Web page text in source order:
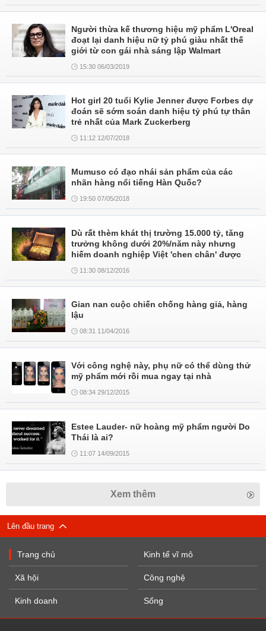
Người thừa kế thương hiệu mỹ phẩm L'Oreal
đoạt lại danh hiệu nữ tỷ phú giàu nhất thế
giới từ con gái nhà sáng lập Walmart
15:30 06/03/2019
Hot girl 20 tuổi Kylie Jenner được Forbes dự
đoán sẽ sớm soán danh hiệu tỷ phú tự thân
trẻ nhất của Mark Zuckerberg
11:12 12/07/2018
Mumuso có đạo nhái sản phẩm của các
nhãn hàng nổi tiếng Hàn Quốc?
19:50 07/05/2018
Dù rất thèm khát thị trường 15.000 tỷ, tăng
trưởng không dưới 20%/năm này nhưng
hiếm doanh nghiệp Việt 'chen chân' được
11:30 08/12/2016
Gian nan cuộc chiến chống hàng giả, hàng
lậu
08:31 11/04/2016
Với công nghệ này, phụ nữ có thể dùng thử
mỹ phẩm mới rồi mua ngay tại nhà
08:34 29/12/2015
Estee Lauder- nữ hoàng mỹ phẩm người Do
Thái là ai?
11:07 14/09/2015
Xem thêm
Lên đầu trang
Trang chủ
Xã hội
Kinh doanh
Kinh tế vĩ mô
Công nghệ
Sống